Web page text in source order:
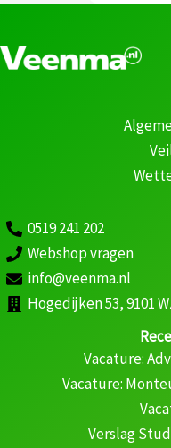
0519 241 202
Webshop vragen
info@veenma.nl
Hogedijken 53, 9101
Vacature:
Vacature:
Verslag